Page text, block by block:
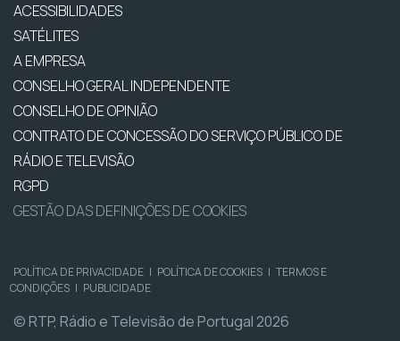
ACESSIBILIDADES
SATÉLITES
A EMPRESA
CONSELHO GERAL INDEPENDENTE
CONSELHO DE OPINIÃO
CONTRATO DE CONCESSÃO DO SERVIÇO PÚBLICO DE
RÁDIO E TELEVISÃO
RGPD
GESTÃO DAS DEFINIÇÕES DE COOKIES
POLÍTICA DE PRIVACIDADE | POLÍTICA DE COOKIES | TERMOS E
CONDIÇÕES | PUBLICIDADE
© RTP, Rádio e Televisão de Portugal 2026